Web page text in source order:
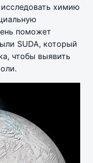
химию
поможет
SUDA, который
чтобы выявить